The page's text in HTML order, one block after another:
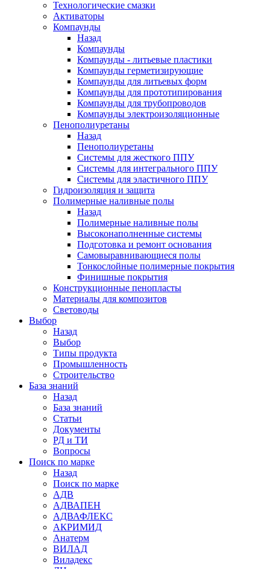
Технологические смазки
Активаторы
Компаунды
Назад
Компаунды
Компаунды - литьевые пластики
Компаунды герметизирующие
Компаунды для литьевых форм
Компаунды для прототипирования
Компаунды для трубопроводов
Компаунды электроизоляционные
Пенополиуретаны
Назад
Пенополиуретаны
Системы для жесткого ППУ
Системы для интегрального ППУ
Системы для эластичного ППУ
Гидроизоляция и защита
Полимерные наливные полы
Назад
Полимерные наливные полы
Высоконаполненные системы
Подготовка и ремонт основания
Самовыравнивающиеся полы
Тонкослойные полимерные покрытия
Финишные покрытия
Конструкционные пенопласты
Материалы для композитов
Световоды
Выбор
Назад
Выбор
Типы продукта
Промышленность
Строительство
База знаний
Назад
База знаний
Статьи
Документы
РД и ТИ
Вопросы
Поиск по марке
Назад
Поиск по марке
АДВ
АДВАПЕН
АДВАФЛЕКС
АКРИМИД
Анатерм
ВИЛАД
Виладекс